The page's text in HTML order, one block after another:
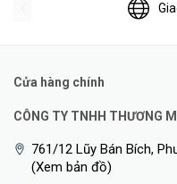
Cửa hàng chính
CÔNG TY TNHH THƯƠNG
761/12 Lũy Bán Bích,
(Xem bản đồ)